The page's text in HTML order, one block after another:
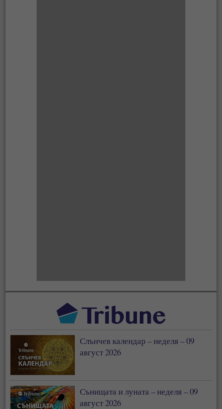
Слънчев календар – неделя – 09
август 2026
Сънищата и луната – неделя – 09
август 2026